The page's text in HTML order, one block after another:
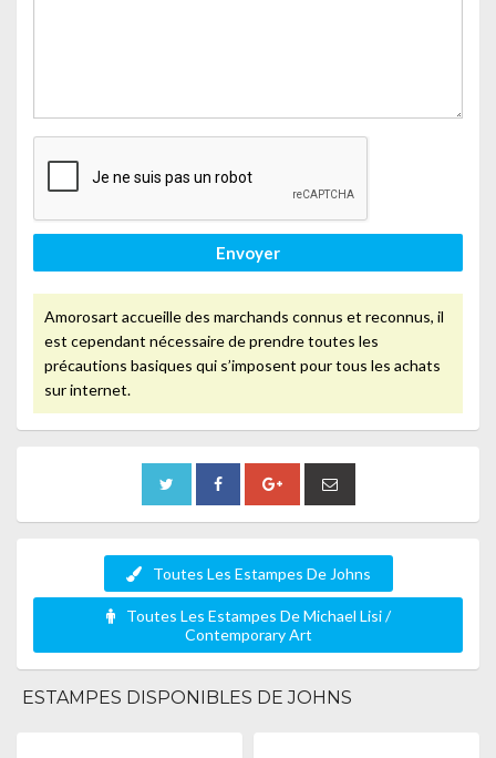
Envoyer
Amorosart accueille des marchands connus et reconnus, il
est cependant nécessaire de prendre toutes les
précautions basiques qui s’imposent pour tous les achats
sur internet.
Toutes Les Estampes De Johns
Toutes Les Estampes De Michael Lisi /
Contemporary Art
ESTAMPES DISPONIBLES DE JOHNS